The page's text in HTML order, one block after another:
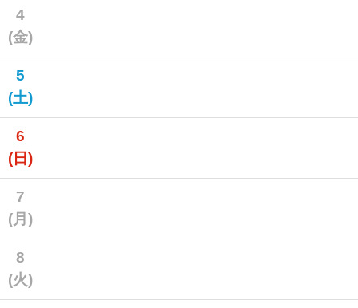
4
(金)
5
(土)
6
(日)
7
(月)
8
(火)